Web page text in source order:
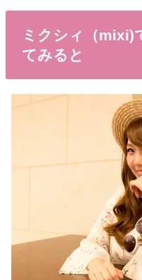
ミクシィ（mixi)
てみると